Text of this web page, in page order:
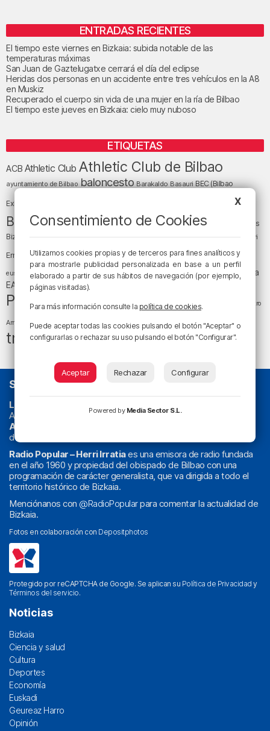
ENTRADAS RECIENTES
El tiempo este viernes en Bizkaia: subida notable de las
temperaturas máximas
San Juan de Gaztelugatxe cerrará el día del eclipse
Heridas dos personas en un accidente entre tres vehículos en la A8
en Muskiz
Recuperado el cuerpo sin vida de una mujer en la ría de Bilbao
El tiempo este jueves en Bizkaia: cielo muy nuboso
ETIQUETAS
ACB Athletic Club Athletic Club de Bilbao
ayuntamiento de Bilbao baloncesto Barakaldo Basauri BEC (Bilbao
Exhibition Center) Bizkaia
Bizkaia y sus comarcas Copa del Rey cultura
Cáritas
Bizkaia
Deusto Diócesis de Bilbao Egunon Bizkaia el tiempo Enkarterri
Ernesto Valverde Ertzaintza Euskadi (País Vasco)
euskera fiestas fútbol Gobierno vasco juanma jubera LaLiga LaLiga
EA Sports Liga Endesa
Política religión San Mamés sociedad sucesos Teatro
Arriaga tiempo tiempo atmosférico tráfico
tráfico en Bizkaia
SOBRE NOSOTROS
La radio sin cadenas
Actualidad y
podcastdeBilbaoyBizkaia, los partidos del
Athletic
deportes, sociedad, cultura, política, religión y obra social.
Radio Popular – Herri Irratiaes una emisora de radio fundada
en el año 1960 y propiedad del obispado de Bilbao con una
programación de carácter generalista, que va dirigida a todo el
territorio histórico de Bizkaia.
Menciónanos con @RadioPopularpara comentar la actualidad de
Bizkaia.
Fotos en colaboración con Depositphotos
Protegido por reCAPTCHA de Google. Se aplican su Política de Privacidad y
Términos del servicio.
Noticias
Bizkaia
Ciencia y salud
Cultura
Deportes
Economía
Euskadi
Geureaz Harro
Opinión
X
Consentimiento de Cookies
Utilizamos cookies propias y de terceros para fines analíticos y
para mostrarle publicidad personalizada en base a un perfil
elaborado a partir de sus hábitos de navegación (por ejemplo,
páginas visitadas).
Para más información consulte la política de cookies.
Puede aceptar todas las cookies pulsando el botón "Aceptar" o
configurarlas o rechazar su uso pulsando el botón "Configurar".
Aceptar Rechazar Configurar
Powered by Media Sector S.L.